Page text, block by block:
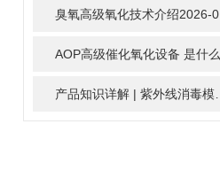
臭氧高级氧化技术介绍2026-02-27